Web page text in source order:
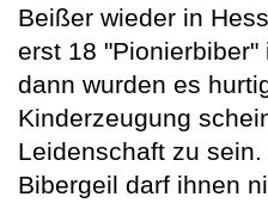
Beißer wieder in
erst 18 "Pionierbiber"
dann wurden es
Kinderzeugung
Leidenschaft zu
Bibergeil darf ihnen